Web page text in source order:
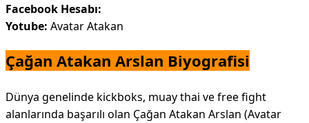
Facebook Hesabı:
Yotube: Avatar Atakan
Çağan Atakan Arslan Biyografisi
Dünya genelinde kickboks, muay thai ve free fight
alanlarında başarılı olan Çağan Atakan Arslan (Avatar